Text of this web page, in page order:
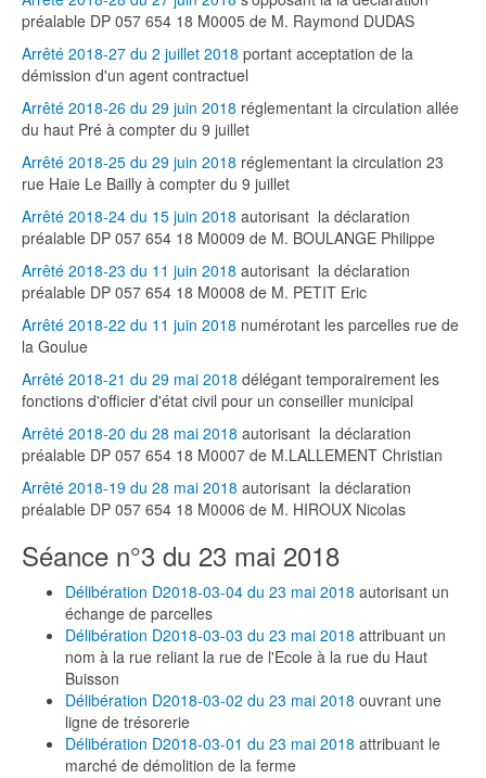
préalable DP 057 654 18 M0005 de M. Raymond DUDAS
Arrêté 2018-27 du 2 juillet 2018 portant acceptation de la
démission d'un agent contractuel
Arrêté 2018-26 du 29 juin 2018 réglementant la circulation allée
du haut Pré à compter du 9 juillet
Arrêté 2018-25 du 29 juin 2018 réglementant la circulation 23
rue Haie Le Bailly à compter du 9 juillet
Arrêté 2018-24 du 15 juin 2018 autorisant la déclaration
préalable DP 057 654 18 M0009 de M. BOULANGE Philippe
Arrêté 2018-23 du 11 juin 2018 autorisant la déclaration
préalable DP 057 654 18 M0008 de M. PETIT Eric
Arrêté 2018-22 du 11 juin 2018 numérotant les parcelles rue de
la Goulue
Arrêté 2018-21 du 29 mai 2018 délégant temporairement les
fonctions d'officier d'état civil pour un conseiller municipal
Arrêté 2018-20 du 28 mai 2018 autorisant la déclaration
préalable DP 057 654 18 M0007 de M.LALLEMENT Christian
Arrêté 2018-19 du 28 mai 2018 autorisant la déclaration
préalable DP 057 654 18 M0006 de M. HIROUX Nicolas
Séance n°3 du 23 mai 2018
Délibération D2018-03-04 du 23 mai 2018 autorisant un
échange de parcelles
Délibération D2018-03-03 du 23 mai 2018 attribuant un
nom à la rue reliant la rue de l'Ecole à la rue du Haut
Buisson
Délibération D2018-03-02 du 23 mai 2018 ouvrant une
ligne de trésorerie
Délibération D2018-03-01 du 23 mai 2018 attribuant le
marché de démolition de la ferme